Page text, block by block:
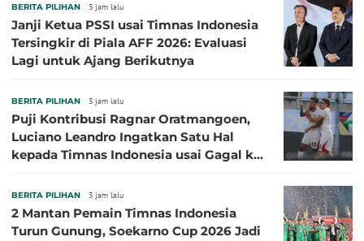
BERITA PILIHAN 3 jam lalu
Janji Ketua PSSI usai Timnas Indonesia
Tersingkir di Piala AFF 2026: Evaluasi
Lagi untuk Ajang Berikutnya
BERITA PILIHAN 3 jam lalu
Puji Kontribusi Ragnar Oratmangoen,
Luciano Leandro Ingatkan Satu Hal
kepada Timnas Indonesia usai Gagal ke
BERITA PILIHAN 3 jam lalu
2 Mantan Pemain Timnas Indonesia
Turun Gunung, Soekarno Cup 2026 Jadi